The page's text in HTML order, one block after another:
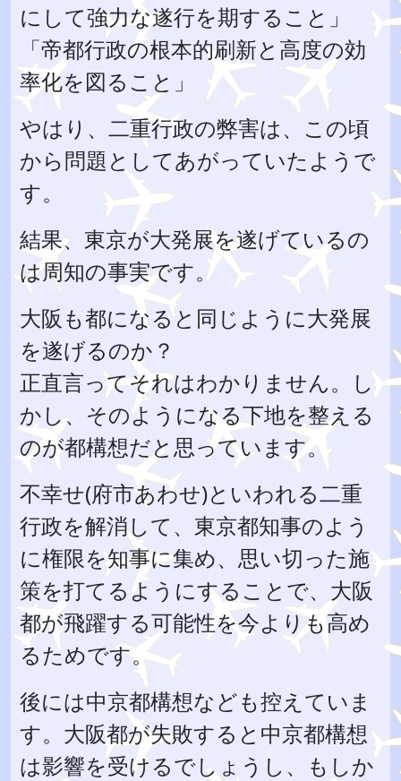
にして強力な遂行を期すること」
「帝都行政の根本的刷新と高度の効
率化を図ること」
やはり、二重行政の弊害は、この頃
から問題としてあがっていたようで
す。
結果、東京が大発展を遂げているの
は周知の事実です。
大阪も都になると同じように大発展
を遂げるのか？
正直言ってそれはわかりません。し
かし、そのようになる下地を整える
のが都構想だと思っています。
不幸せ(府市あわせ)といわれる二重
行政を解消して、東京都知事のよう
に権限を知事に集め、思い切った施
策を打てるようにすることで、大阪
都が飛躍する可能性を今よりも高め
るためです。
後には中京都構想なども控えていま
す。大阪都が失敗すると中京都構想
は影響を受けるでしょうし、もしか